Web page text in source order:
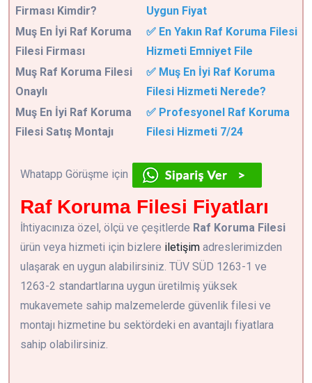
Firması Kimdir?
Uygun Fiyat
Muş En İyi Raf Koruma
Filesi Firması
✅ En Yakın Raf Koruma Filesi
Hizmeti Emniyet File
Muş Raf Koruma Filesi
Onaylı
✅ Muş En İyi Raf Koruma
Filesi Hizmeti Nerede?
Muş En İyi Raf Koruma
Filesi Satış Montajı
✅ Profesyonel Raf Koruma
Filesi Hizmeti 7/24
Whatapp Görüşme için
Raf Koruma Filesi Fiyatları
İhtiyacınıza özel, ölçü ve çeşitlerde Raf Koruma Filesi
ürün veya hizmeti için bizlere iletişim adreslerimizden
ulaşarak en uygun alabilirsiniz. TÜV SÜD 1263-1 ve
1263-2 standartlarına uygun üretilmiş yüksek
mukavemete sahip malzemelerde güvenlik filesi ve
montajı hizmetine bu sektördeki en avantajlı fiyatlara
sahip olabilirsiniz.